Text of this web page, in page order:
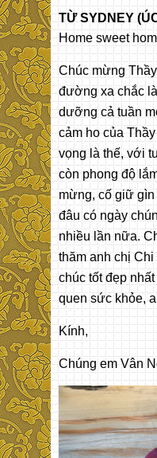
TỪ SYDNEY
Home sweet
Chúc mừng
đường xa chắc
dưỡng cả tuần
cảm ho của
vọng là thế, với
còn phong độ
mừng, cố giữ
đâu có ngày
nhiều lần nữa.
thăm anh chị
chúc tốt đẹp
quen sức khỏe,
Kính,
Chúng em Vân